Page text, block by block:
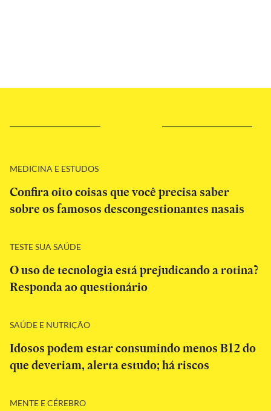
MEDICINA E ESTUDOS
Confira oito coisas que você precisa saber
sobre os famosos descongestionantes nasais
TESTE SUA SAÚDE
O uso de tecnologia está prejudicando a rotina?
Responda ao questionário
SAÚDE E NUTRIÇÃO
Idosos podem estar consumindo menos B12 do
que deveriam, alerta estudo; há riscos
MENTE E CÉREBRO